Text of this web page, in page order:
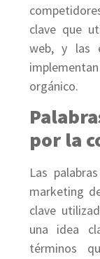
clave que
web, y las
orgánico.
por la
Las
marketing
clave
una idea
términos